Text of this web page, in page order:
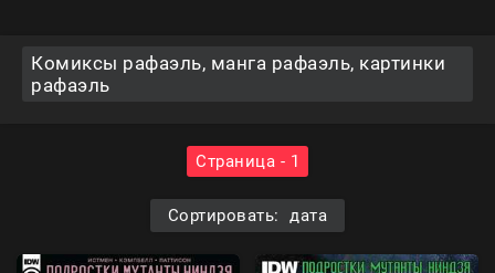
Комиксы рафаэль, манга рафаэль, картинки
рафаэль
Страница - 1
Сортировать: дата